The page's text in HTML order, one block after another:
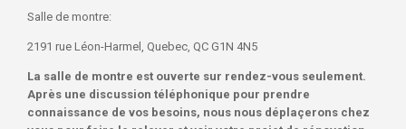
Salle de montre:
2191 rue Léon-Harmel, Quebec, QC G1N 4N5
La salle de montre est ouverte sur rendez-vous seulement.
Après une discussion téléphonique pour prendre
connaissance de vos besoins, nous nous déplaçerons chez